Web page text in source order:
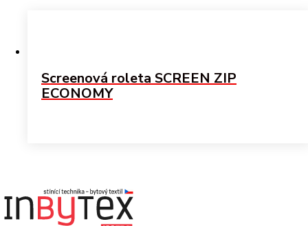
Screenová roleta SCREEN ZIP
ECONOMY